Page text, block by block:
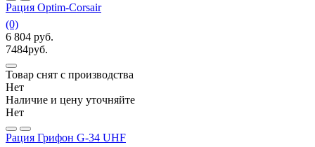
Рация Optim-Corsair
(0)
6 804 руб.
7484руб.
Товар снят с производства
Нет
Наличие и цену уточняйте
Нет
Рация Грифон G-34 UHF